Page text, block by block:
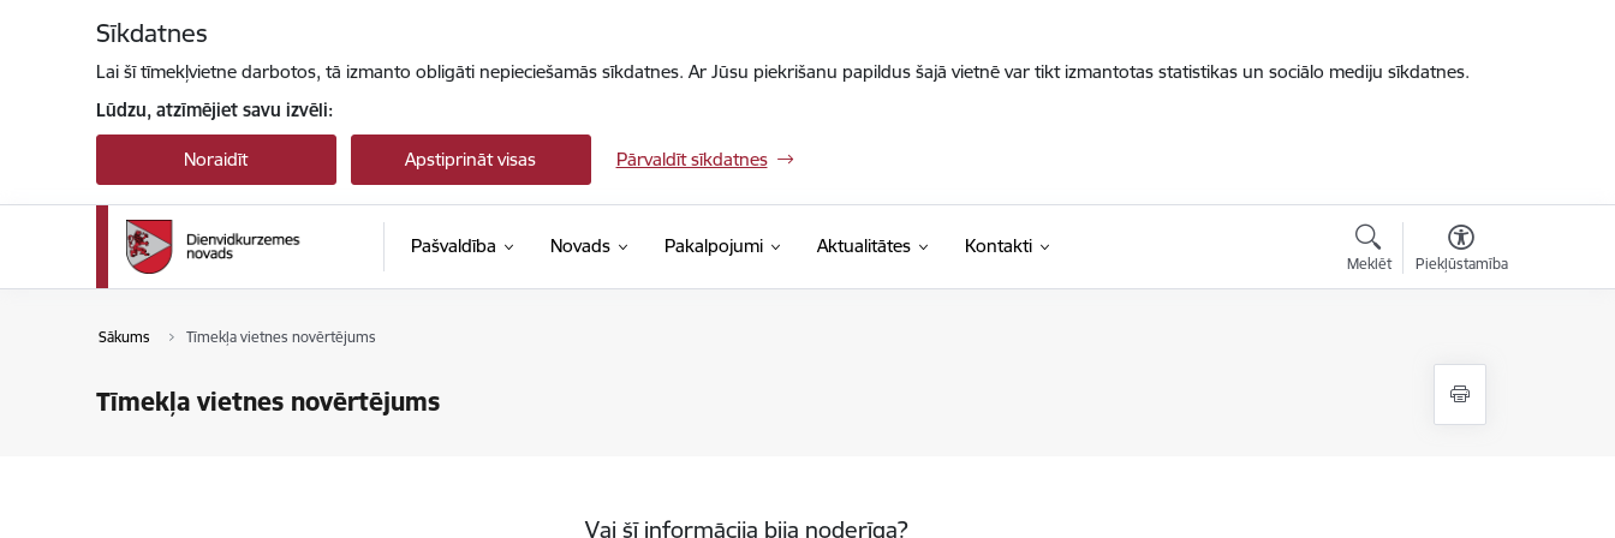
Sīkdatnes
Lai šī tīmekļvietne darbotos, tā izmanto obligāti nepieciešamās sīkdatnes. Ar Jūsu piekrišanu papildus šajā vietnē var tikt izmantotas statistikas un sociālo mediju sīkdatnes.
Lūdzu, atzīmējiet savu izvēli:
Noraidīt Apstiprināt visas Pārvaldīt sīkdatnes
Pašvaldība Novads Pakalpojumi Aktualitātes Kontakti
Meklēt Piekļūstamība
Sākums Tīmekļa vietnes novērtējums
Tīmekļa vietnes novērtējums
Vai šī informācija bija noderīga?